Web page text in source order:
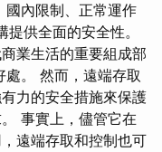
國內限制、正常運作
供全面的安全性。
業生活的重要組成部
。 然而，遠端存取
力的安全措施來保護
事實上，儘管它在
遠端存取和控制也可